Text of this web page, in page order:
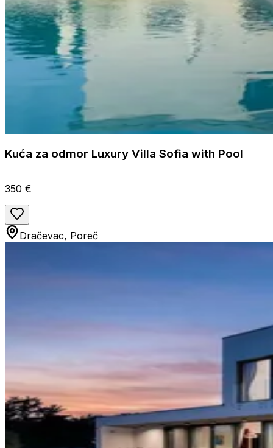
Kuća za odmor Luxury Villa Sofia with Pool
350 €
Dračevac, Poreč